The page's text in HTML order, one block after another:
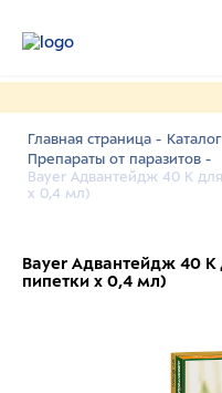
Главная страница -
Препараты от паразитов -
Bayer Адвантейдж 40 К
х 0,4 мл)
Bayer Адвантейдж 40 К
пипетки х 0,4 мл)